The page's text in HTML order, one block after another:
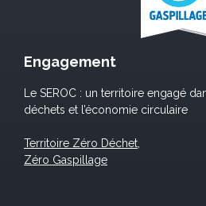
Engagement
Le SEROC : un territoire engagé
déchets et l’économie circulaire
Territoire Zéro Déchet,
Zéro Gaspillage